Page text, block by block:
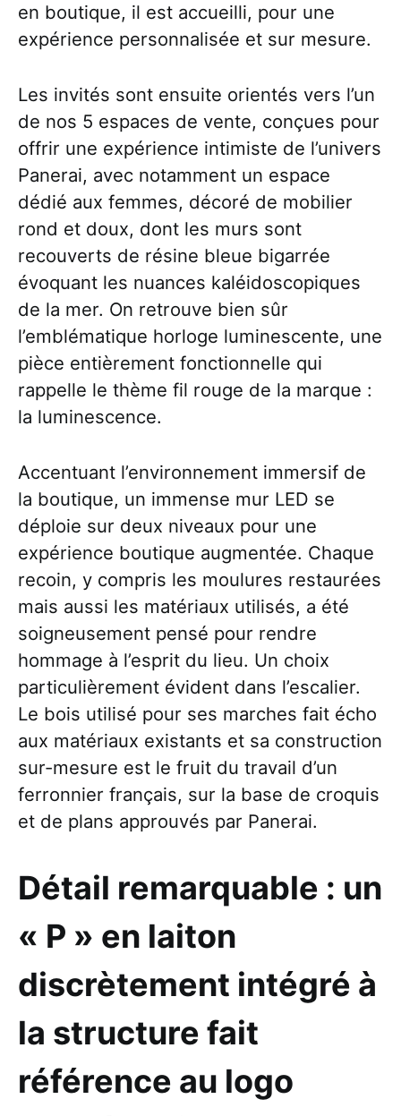
en boutique, il est accueilli, pour une
expérience personnalisée et sur mesure.
Les invités sont ensuite orientés vers l’un
de nos 5 espaces de vente, conçues pour
offrir une expérience intimiste de l’univers
Panerai, avec notamment un espace
dédié aux femmes, décoré de mobilier
rond et doux, dont les murs sont
recouverts de résine bleue bigarrée
évoquant les nuances kaléidoscopiques
de la mer. On retrouve bien sûr
l’emblématique horloge luminescente, une
pièce entièrement fonctionnelle qui
rappelle le thème fil rouge de la marque :
la luminescence.
Accentuant l’environnement immersif de
la boutique, un immense mur LED se
déploie sur deux niveaux pour une
expérience boutique augmentée. Chaque
recoin, y compris les moulures restaurées
mais aussi les matériaux utilisés, a été
soigneusement pensé pour rendre
hommage à l’esprit du lieu. Un choix
particulièrement évident dans l’escalier.
Le bois utilisé pour ses marches fait écho
aux matériaux existants et sa construction
sur-mesure est le fruit du travail d’un
ferronnier français, sur la base de croquis
et de plans approuvés par Panerai.
Détail remarquable : un
« P » en laiton
discrètement intégré à
la structure fait
référence au logo